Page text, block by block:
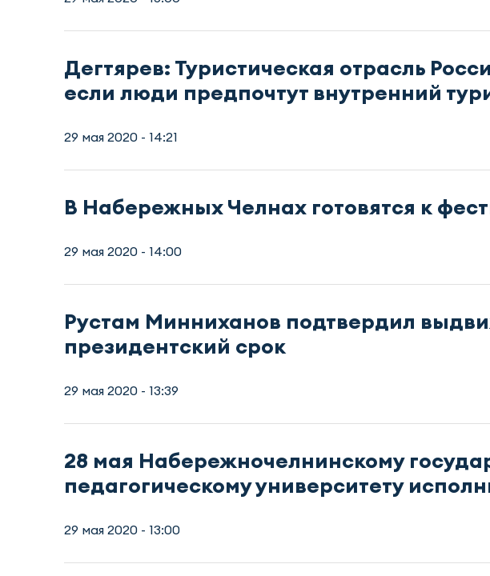
Дегтярев: Туристическая отрасль
если люди предпочтут внутренний
29 мая 2020 - 14:21
В Набережных Челнах готовятся к
29 мая 2020 - 14:00
Рустам Минниханов подтвердил
президентский срок
29 мая 2020 - 13:39
28 мая Набережночелнинскому
педагогическому университету
29 мая 2020 - 13:00